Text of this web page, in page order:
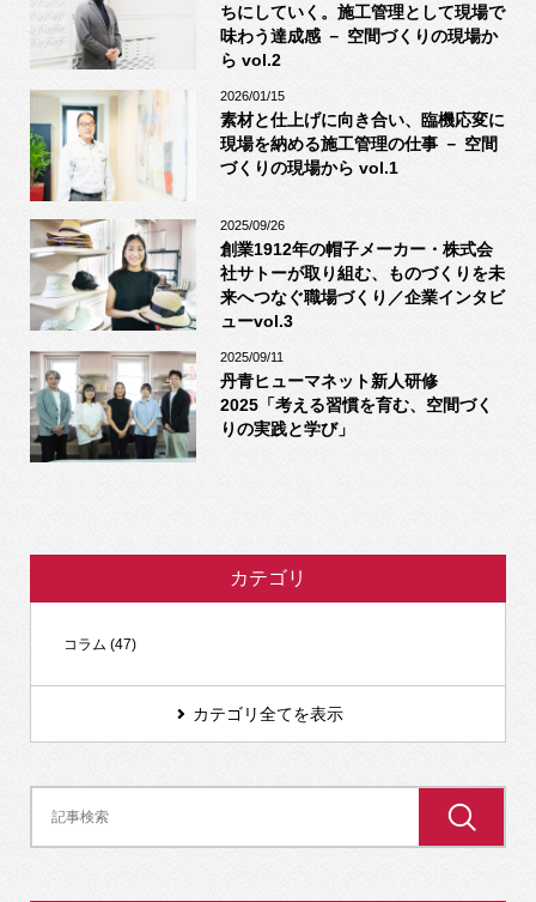
ちにしていく。施工管理として現場で
味わう達成感 － 空間づくりの現場か
ら vol.2
2026/01/15
素材と仕上げに向き合い、臨機応変に
現場を納める施工管理の仕事 － 空間
づくりの現場から vol.1
2025/09/26
創業1912年の帽子メーカー・株式会
社サトーが取り組む、ものづくりを未
来へつなぐ職場づくり／企業インタビ
ューvol.3
2025/09/11
丹青ヒューマネット新人研修
2025「考える習慣を育む、空間づく
りの実践と学び」
カテゴリ
コラム (47)
カテゴリ全てを表示